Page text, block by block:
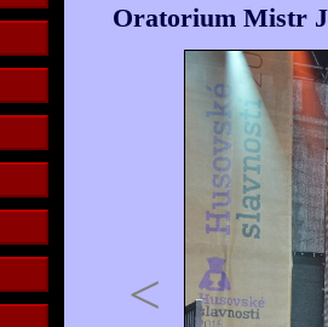
Oratorium Mistr
<